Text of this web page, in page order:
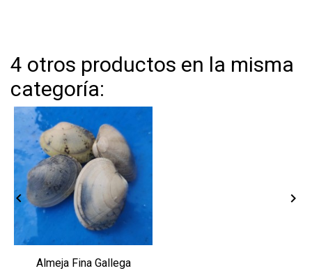
4 otros productos en la misma
categoría:
Almeja Fina Gallega
 